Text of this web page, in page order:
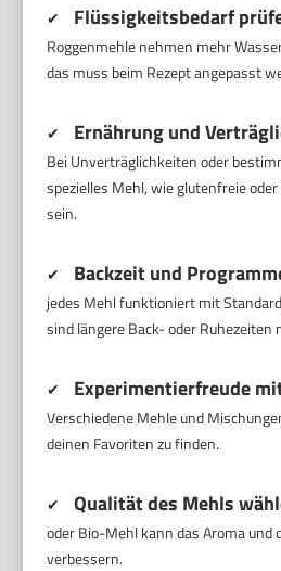
✔ Flüssigkeitsbedarf
Roggenmehle nehmen mehr
das muss beim Rezept angepasst
✔ Ernährung und
Bei Unverträglichkeiten oder
spezielles Mehl, wie glutenfreie
sein.
✔ Backzeit und
jedes Mehl funktioniert mit
sind längere Back- oder Ruhezeiten
✔ Experimentierfreude
Verschiedene Mehle und
deinen Favoriten zu finden.
✔ Qualität des Mehls
oder Bio-Mehl kann das Aroma und
verbessern.